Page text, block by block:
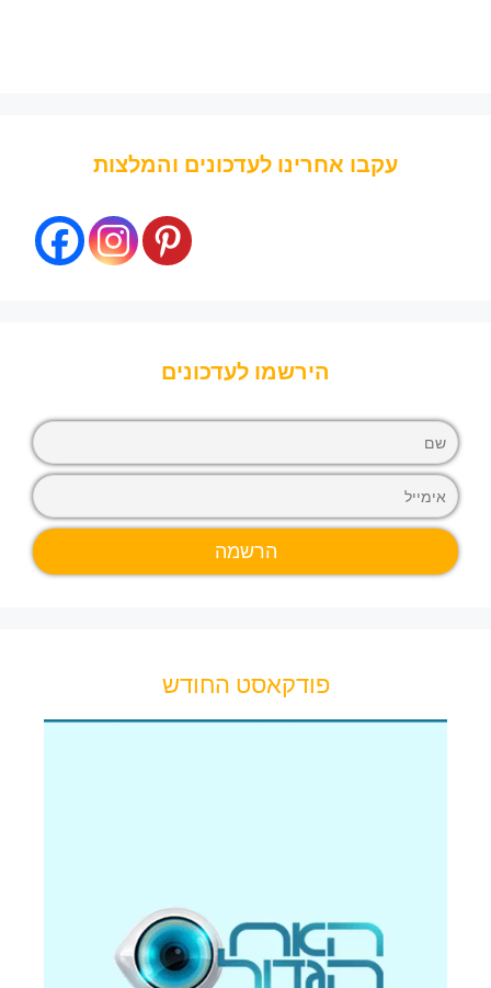
עקבו אחרינו לעדכונים והמלצות
הירשמו לעדכונים
פודקאסט החודש